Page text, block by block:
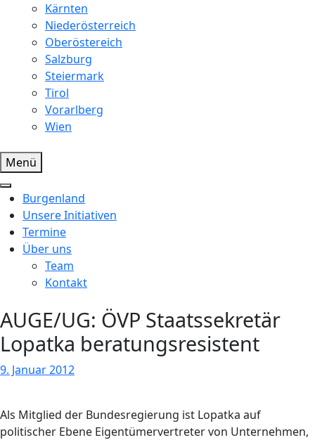
Kärnten
Niederösterreich
Oberöstereich
Salzburg
Steiermark
Tirol
Vorarlberg
Wien
Menü
Burgenland
Unsere Initiativen
Termine
Über uns
Team
Kontakt
AUGE/UG: ÖVP Staatssekretär
Lopatka beratungsresistent
9. Januar 2012
Als Mitglied der Bundesregierung ist Lopatka auf
politischer Ebene Eigentümervertreter von Unternehmen,